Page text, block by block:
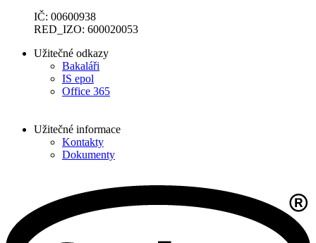
IČ: 00600938
RED_IZO: 600020053
Užitečné odkazy
Bakaláři
IS epol
Office 365
Užitečné informace
Kontakty
Dokumenty